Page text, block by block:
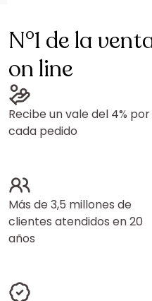
N°1 de la
on line
Recibe un vale del 4% por
cada pedido
Más de 3,5 millones de
clientes atendidos en 20
años